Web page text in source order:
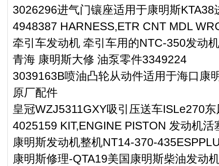
3026296进气门镶座适用于康明斯KTA38
4948387 HARNESS,ETR CNT MDL
牵引车发动机 牵引车用的NTC-350发动
青海 康明斯大修 油泵零件3349224
3039163B喷油凸轮从动件适用于海口康
原厂配件
皇冠WZJ5311GXY吸引压送车ISLe270
4025159 KIT,ENGINE PISTON 发动机活
康明斯发动机整机NT14-370-
康明斯修理-QTA19美国康明斯柴油发动